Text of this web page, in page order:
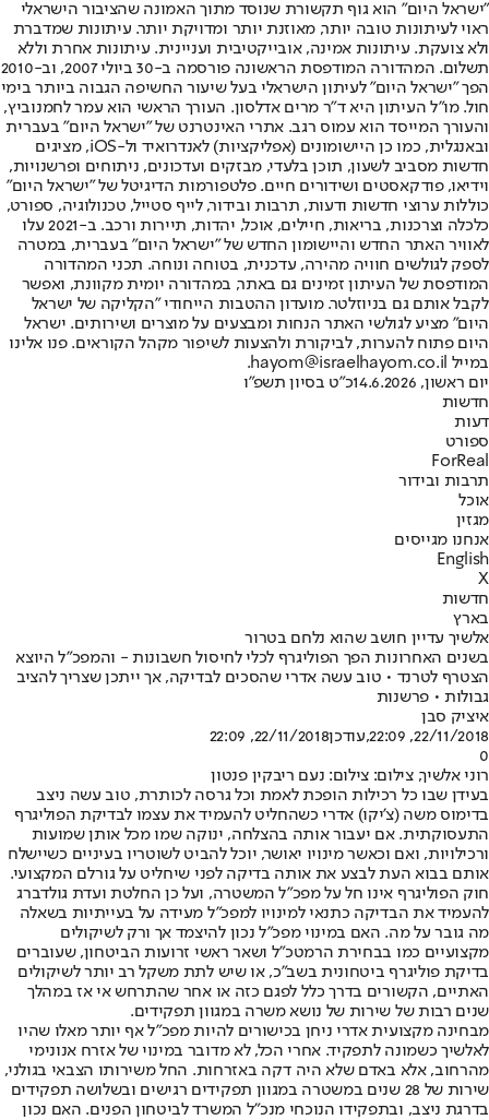
"ישראל היום" הוא גוף תקשורת שנוסד מתוך האמונה שהציבור הישראלי
ראוי לעיתונות טובה יותר, מאוזנת יותר ומדויקת יותר. עיתונות שמדברת
ולא צועקת. עיתונות אמינה, אובייקטיבית ועניינית. עיתונות אחרת וללא
תשלום. המהדורה המודפסת הראשונה פורסמה ב-30 ביולי 2007, וב-2010
הפך "ישראל היום" לעיתון הישראלי בעל שיעור החשיפה הגבוה ביותר בימי
חול. מו"ל העיתון היא ד"ר מרים אדלסון. העורך הראשי הוא עמר לחמנוביץ,
והעורך המייסד הוא עמוס רגב. אתרי האינטרנט של "ישראל היום" בעברית
ובאנגלית, כמו כן היישומונים (אפליקציות) לאנדרואיד ול-iOS, מציגים
חדשות מסביב לשעון, תוכן בלעדי, מבזקים ועדכונים, ניתוחים ופרשנויות,
וידיאו, פודקאסטים ושידורים חיים. פלטפורמות הדיגיטל של "ישראל היום"
כוללות ערוצי חדשות ודעות, תרבות ובידור, לייף סטייל, טכנולוגיה, ספורט,
כלכלה וצרכנות, בריאות, חיילים, אוכל, יהדות, תיירות ורכב. ב-2021 עלו
לאוויר האתר החדש והיישומון החדש של "ישראל היום" בעברית, במטרה
לספק לגולשים חוויה מהירה, עדכנית, בטוחה ונוחה. תכני המהדורה
המודפסת של העיתון זמינים גם באתר, במהדורה יומית מקוונת, ואפשר
לקבל אותם גם בניוזלטר. מועדון ההטבות הייחודי "הקליקה של ישראל
היום" מציע לגולשי האתר הנחות ומבצעים על מוצרים ושירותים. ישראל
היום פתוח להערות, לביקורת ולהצעות לשיפור מקהל הקוראים. פנו אלינו
במייל hayom@israelhayom.co.il.
יום ראשון, 14.6.2026
כ"ט בסיון תשפ"ו
חדשות
דעות
ספורט
ForReal
תרבות ובידור
אוכל
מגזין
אנחנו מגייסים
English
X
חדשות
בארץ
אלשיך עדיין חושב שהוא נלחם בטרור
בשנים האחרונות הפך הפוליגרף לכלי לחיסול חשבונות - והמפכ"ל היוצא
הצטרף לטרנד • טוב עשה אדרי שהסכים לבדיקה, אך ייתכן שצריך להציב
גבולות • פרשנות
איציק סבן
22/11/2018, 22:09
,עודכן22/11/2018, 22:09
0
רוני אלשיך, צילום: צילום: נעם ריבקין פנטון
בעידן שבו כל רכילות הופכת לאמת וכל גרסה לכותרת, טוב עשה ניצב
בדימוס משה (צ'יקו) אדרי כשהחליט להעמיד את עצמו לבדיקת הפוליגרף
התעסוקתית. אם יעבור אותה בהצלחה, ינוקה שמו מכל אותן שמועות
ורכילויות, ואם וכאשר מינויו יאושר, יוכל להביט לשוטריו בעיניים כשיישלח
אותם בבוא העת לבצע את אותה בדיקה לפני שיחליט על גורלם המקצועי.
חוק הפוליגרף אינו חל על מפכ"ל המשטרה, ועל כן החלטת ועדת גולדברג
להעמיד את הבדיקה כתנאי למינויו למפכ"ל מעידה על בעייתיות בשאלה
מה גובר על מה. האם במינוי מפכ"ל נכון להיצמד אך ורק לשיקולים
מקצועיים כמו בבחירת הרמטכ"ל ושאר ראשי זרועות הביטחון, שעוברים
בדיקת פוליגרף ביטחונית בשב"כ, או שיש לתת משקל רב יותר לשיקולים
האתיים, הקשורים בדרך כלל לפגם כזה או אחר שהתרחש אי אז במהלך
שנים רבות של שירות של נושא משרה במגוון תפקידים.
מבחינה מקצועית אדרי ניחן בכישורים להיות מפכ"ל אף יותר מאלו שהיו
לאלשיך כשמונה לתפקיד. אחרי הכל, לא מדובר במינוי של אזרח אנונימי
מהרחוב, אלא באדם שלא היה דקה באזרחות. החל משירותו הצבאי בגולני,
שירות של 28 שנים במשטרה במגוון תפקידים רגישים ובשלושה תפקידים
בדרגת ניצב, ובתפקידו הנוכחי מנכ"ל המשרד לביטחון הפנים. האם נכון